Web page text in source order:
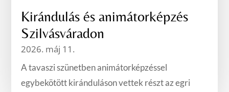
Kirándulás és animátorképzés
Szilvásváradon
2026. máj 11.
A tavaszi szünetben animátorképzéssel
egybekötött kiránduláson vettek részt az egri